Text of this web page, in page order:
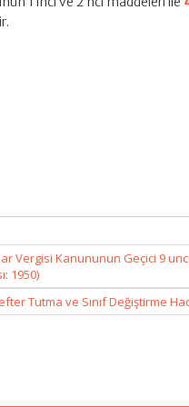
Vergisi Kanununun Geçici 9
1950)
Tutma ve Sınıf Değiştirme